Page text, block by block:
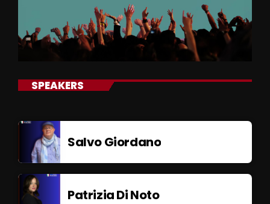
SPEAKERS
Salvo Giordano
Patrizia Di Noto